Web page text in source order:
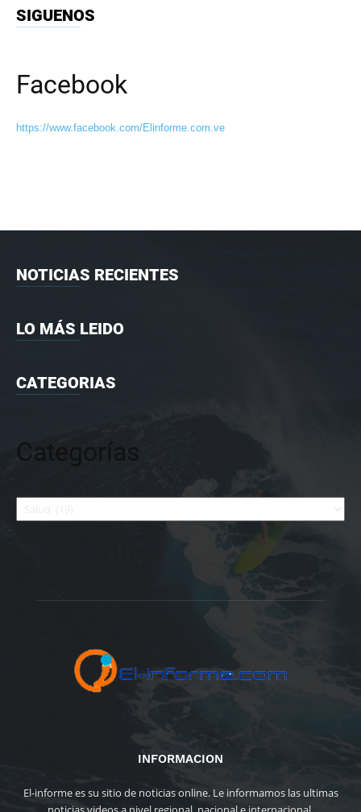
SIGUENOS
Facebook
https://www.facebook.com/Elinforme.com.ve
NOTICIAS RECIENTES
LO MÁS LEIDO
CATEGORIAS
Categorías
Categorías
INFORMACION
El-informe es su sitio de noticias online. Le informamos las ultimas